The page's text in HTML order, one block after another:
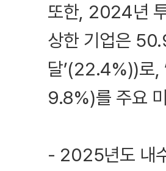
또한, 2024년
상한 기업은
달’(22.4%))로,
9.8%)를 주요
- 2025년도 내